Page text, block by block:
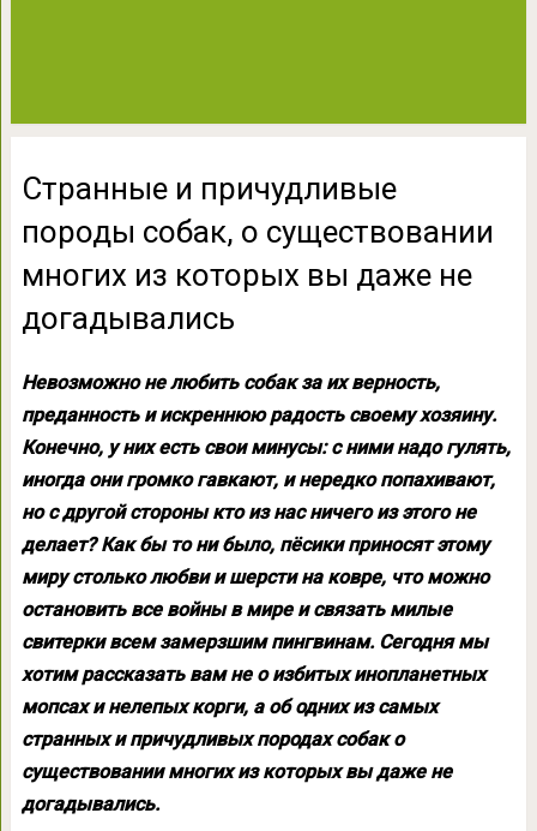
Странные и причудливые
породы собак, о существовании
многих из которых вы даже не
догадывались
Невозможно не любить собак за их верность,
преданность и искреннюю радость своему хозяину.
Конечно, у них есть свои минусы: с ними надо гулять,
иногда они громко гавкают, и нередко попахивают,
но с другой стороны кто из нас ничего из этого не
делает? Как бы то ни было, пёсики приносят этому
миру столько любви и шерсти на ковре, что можно
остановить все войны в мире и связать милые
свитерки всем замерзшим пингвинам. Сегодня мы
хотим рассказать вам не о избитых инопланетных
мопсах и нелепых корги, а об одних из самых
странных и причудливых породах собак о
существовании многих из которых вы даже не
догадывались.